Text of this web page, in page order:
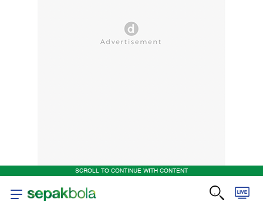
SCROLL TO CONTINUE WITH CONTENT